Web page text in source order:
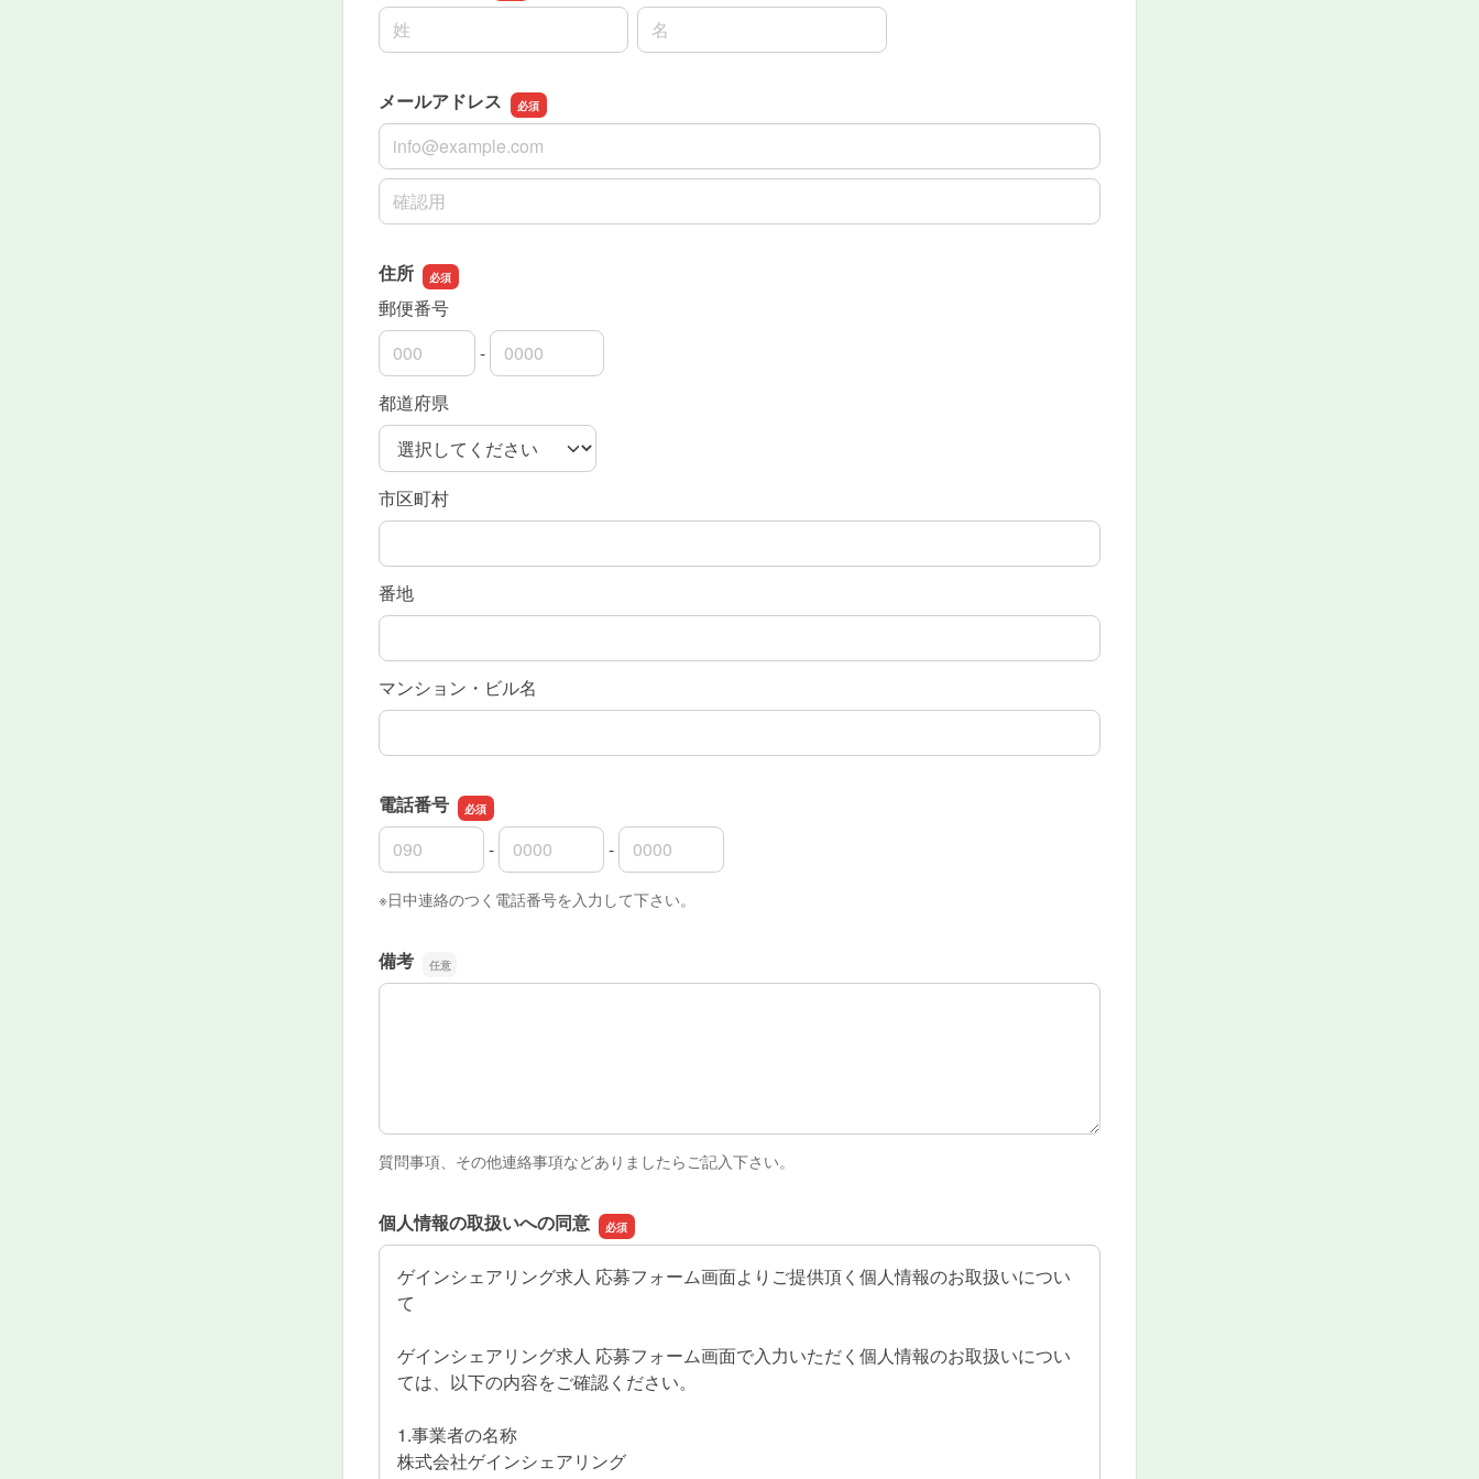
名前の姓 名前の名
メールアドレス
メールアドレス
メールアドレスの確認用
住所
郵便番号
郵便番号の上3桁
-
郵便番号の下4桁
都道府県
市区町村
番地
マンション・ビル名
電話番号
電話番号の市外局番
-
電話番号の市内局番 -
電話番号の加入者番号
※日中連絡のつく電話番号を入力して下さい。
備考
備考
質問事項、その他連絡事項などありましたらご記入下さい。
個人情報の取扱いへの同意
ゲインシェアリング求人 応募フォーム画面よりご提供頂く個人情報のお取扱いについ
て
ゲインシェアリング求人 応募フォーム画面で入力いただく個人情報のお取扱いについ
ては、以下の内容をご確認ください。
1.事業者の名称
株式会社ゲインシェアリング